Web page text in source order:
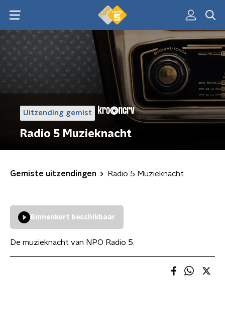
Uitzending gemist
Radio 5 Muzieknacht
Gemiste uitzendingen Radio 5 Muzieknacht
Binnenkort beschikbaar
De muzieknacht van NPO Radio 5.